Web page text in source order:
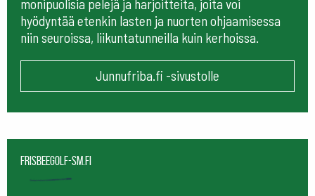
monipuolisia pelejä ja harjoitteita, joita voi
hyödyntää etenkin lasten ja nuorten ohjaamisessa
niin seuroissa, liikuntatunneilla kuin kerhoissa.
Junnufriba.fi -sivustolle
frisbeegolf-sm.fi